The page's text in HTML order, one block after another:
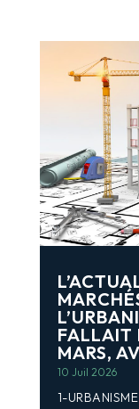
FALLAIT
MARS,
10 Juil 2026
1-